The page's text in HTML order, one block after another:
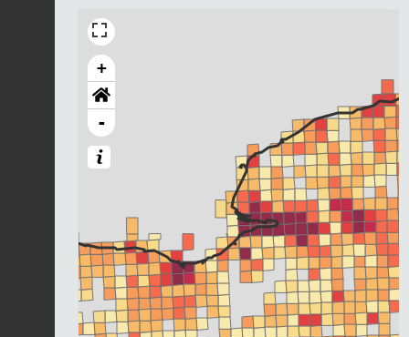
+
-